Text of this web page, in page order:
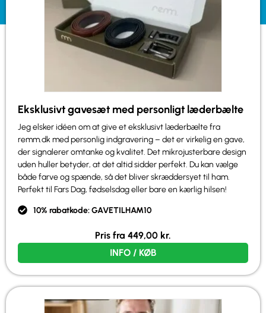
Eksklusivt gavesæt med personligt læderbælte
Jeg elsker idéen om at give et eksklusivt læderbælte fra
remm.dk med personlig indgravering – det er virkelig en gave,
der signalerer omtanke og kvalitet. Det mikrojusterbare design
uden huller betyder, at det altid sidder perfekt. Du kan vælge
både farve og spænde, så det bliver skræddersyet til ham.
Perfekt til Fars Dag, fødselsdag eller bare en kærlig hilsen!
10% rabatkode: GAVETILHAM10
Pris fra 449,00 kr.
INFO / KØB